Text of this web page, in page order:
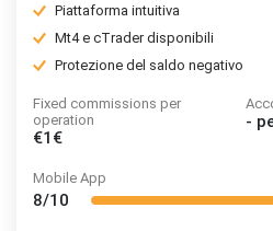
Piattaforma intuitiva
Mt4 e cTrader disponibili
Protezione del saldo negativo
Fixed commissions per
operation
€1€
-
Mobile App
8/10